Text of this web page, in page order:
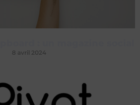
8 avril 2024